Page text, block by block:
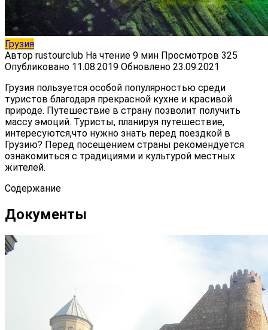
Грузия
Автор rustourclub На чтение 9 мин Просмотров 325
Опубликовано 11.08.2019 Обновлено 23.09.2021
Грузия пользуется особой популярностью среди
туристов благодаря прекрасной кухне и красивой
природе. Путешествие в страну позволит получить
массу эмоций. Туристы, планируя путешествие,
интересуются,что нужно знать перед поездкой в
Грузию? Перед посещением страны рекомендуется
ознакомиться с традициями и культурой местных
жителей.
Содержание
Документы